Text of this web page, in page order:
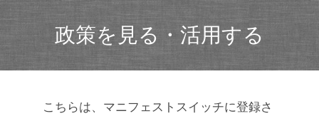
政策を見る・活用する
こちらは、マニフェストスイッチに登録さ